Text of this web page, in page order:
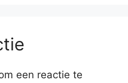
een reactie te